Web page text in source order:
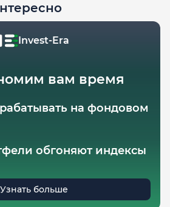
Invest-Era
вам время
на фондовом
обгоняют индексы
Узнать больше